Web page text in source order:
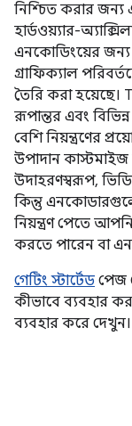
নিশ্চিত করার জন্য
হার্ডওয়্যার-
এনকোডিংয়ের
গ্রাফিক্যাল
তৈরি করা হয়েছে।
রূপান্তর এবং
বেশি নিয়ন্ত্রণের
উপাদান কাস্টমাইজ
উদাহরণস্বরূপ,
কিন্তু
নিয়ন্ত্রণ পেতে
করতে পারেন বা
গেটিং স্টার্টেড পেজ
কীভাবে ব্যবহার
ব্যবহার করে দেখুন।